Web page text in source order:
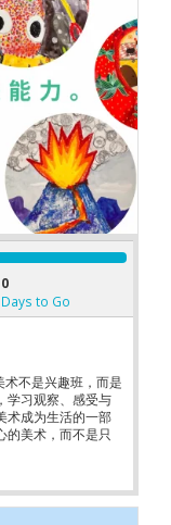
0
Days to Go
不是兴趣班，而是
学习观察、感受与
术成为生活的一部
的美术，而不是只